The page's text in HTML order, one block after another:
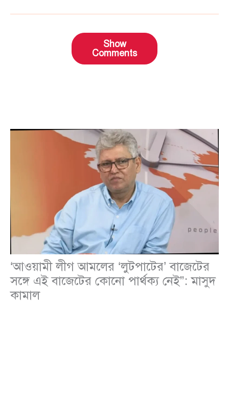
Show
Comments
‘আওয়ামী লীগ আমলের ‘লুটপাটের’ বাজেটের
সঙ্গে এই বাজেটের কোনো পার্থক্য নেই”: মাসুদ
কামাল